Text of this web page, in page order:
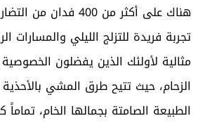
هناك على أكثر من 400
تجربة فريدة للتزلج الليلي والمسارات
مثالية لأولئك الذين يفضلون
الزحام، حيث تتيح طرق المشي
الطبيعة الصامتة بجمالها الخام، تماماً